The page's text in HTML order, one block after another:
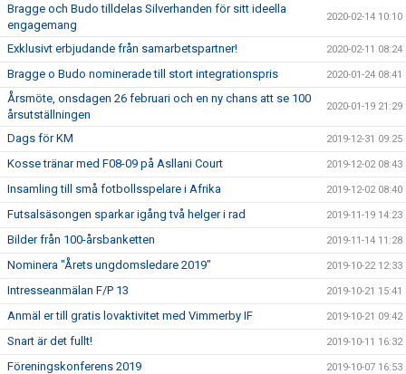
Bragge och Budo tilldelas Silverhanden för sitt ideella
engagemang
2020-02-14 10:10
Exklusivt erbjudande från samarbetspartner! 2020-02-11 08:24
Bragge o Budo nominerade till stort integrationspris 2020-01-24 08:41
Årsmöte, onsdagen 26 februari och en ny chans att se 100
årsutställningen
2020-01-19 21:29
Dags för KM 2019-12-31 09:25
Kosse tränar med F08-09 på Asllani Court 2019-12-02 08:43
Insamling till små fotbollsspelare i Afrika 2019-12-02 08:40
Futsalsäsongen sparkar igång två helger i rad 2019-11-19 14:23
Bilder från 100-årsbanketten 2019-11-14 11:28
Nominera "Årets ungdomsledare 2019" 2019-10-22 12:33
Intresseanmälan F/P 13 2019-10-21 15:41
Anmäl er till gratis lovaktivitet med Vimmerby IF 2019-10-21 09:42
Snart är det fullt! 2019-10-11 16:32
Föreningskonferens 2019 2019-10-07 16:53